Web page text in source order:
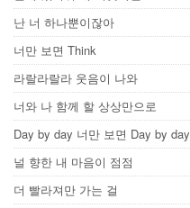
난 너 하나뿐이잖아
너만 보면 Think
라랄라랄라 웃음이 나와
너와 나 함께 할 상상만으로
Day by day 너만 보면 Day by day
널 향한 내 마음이 점점
더 빨라져만 가는 걸